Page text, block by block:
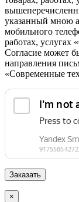
указанный мною
мобильного
работах, услугах
Согласие может
направления
«Современные
×